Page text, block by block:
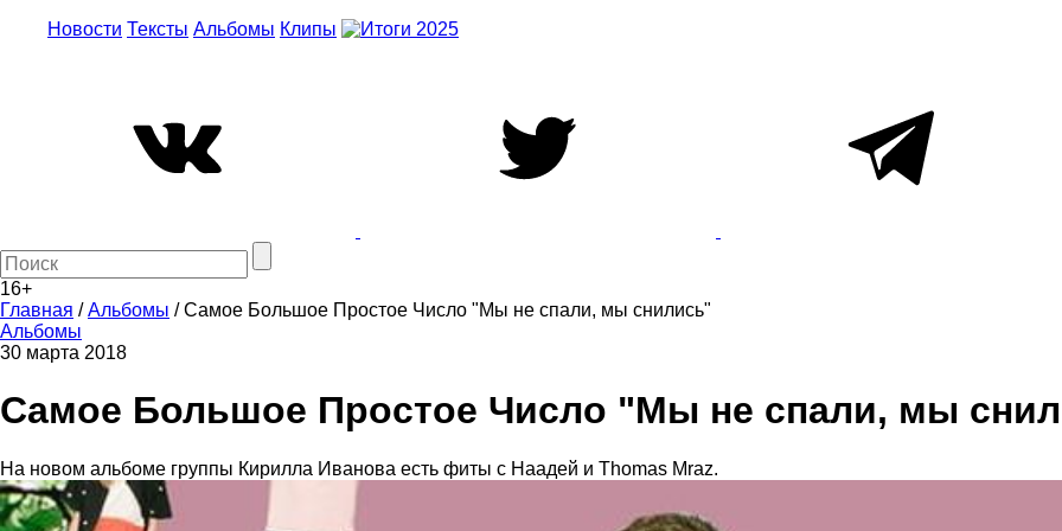
Новости Тексты Альбомы Клипы
16+
Главная /Альбомы /Самое Большое Простое Число "Мы не спали, мы снились"
Альбомы
30 марта 2018
Самое Большое Простое Число "Мы не спали, мы
На новом альбоме группы Кирилла Иванова есть фиты с Наадей и Thomas Mraz.